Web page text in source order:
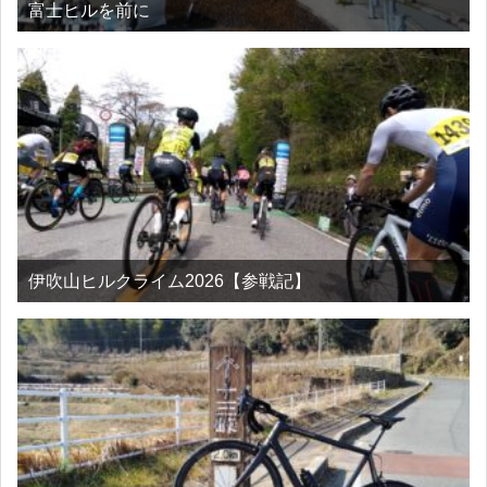
富士ヒルを前に
伊吹山ヒルクライム2026【参戦記】